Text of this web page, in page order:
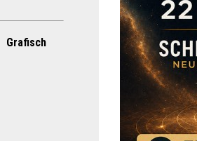
Grafisch